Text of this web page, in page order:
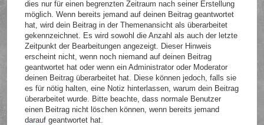
dies nur für einen begrenzten Zeitraum nach seiner Erstellung
möglich. Wenn bereits jemand auf deinen Beitrag geantwortet
hat, wird dein Beitrag in der Themenansicht als überarbeitet
gekennzeichnet. Es wird sowohl die Anzahl als auch der letzte
Zeitpunkt der Bearbeitungen angezeigt. Dieser Hinweis
erscheint nicht, wenn noch niemand auf deinen Beitrag
geantwortet hat oder wenn ein Administrator oder Moderator
deinen Beitrag überarbeitet hat. Diese können jedoch, falls sie
es für nötig halten, eine Notiz hinterlassen, warum dein Beitrag
überarbeitet wurde. Bitte beachte, dass normale Benutzer
einen Beitrag nicht löschen können, wenn bereits jemand
darauf geantwortet hat.